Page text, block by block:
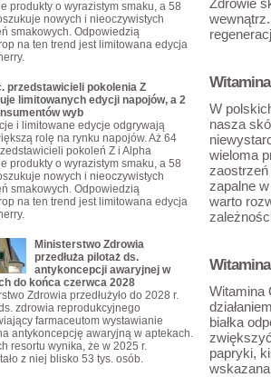
Zdrowie
W
nasza
wieloma
zaostrzeń
zapalne
warto
Witamina
białka
papryki,
produkty o wyrazistym smaku, a 58
nowych i nieoczywistych
smakowych. Odpowiedzią
na ten trend jest limitowana edycja
przedstawicieli pokolenia Z
limitowanych edycji napojów, a 2
wyb
i limitowane edycje odgrywają
rolę na rynku napojów. Aż 64
pokoleń Z i Alpha
produkty o wyrazistym smaku, a 58
nowych i nieoczywistych
smakowych. Odpowiedzią
na ten trend jest limitowana edycja
Ministerstwo Zdrowia
przedłuża pilotaż ds.
antykoncepcji awaryjnej w
do końca czerwca 2028
Zdrowia przedłużyło do 2028 r.
zdrowia reprodukcyjnego
farmaceutom wystawianie
antykoncepcję awaryjną w aptekach.
resortu wynika, że w 2025 r.
z niej blisko 53 tys. osób.